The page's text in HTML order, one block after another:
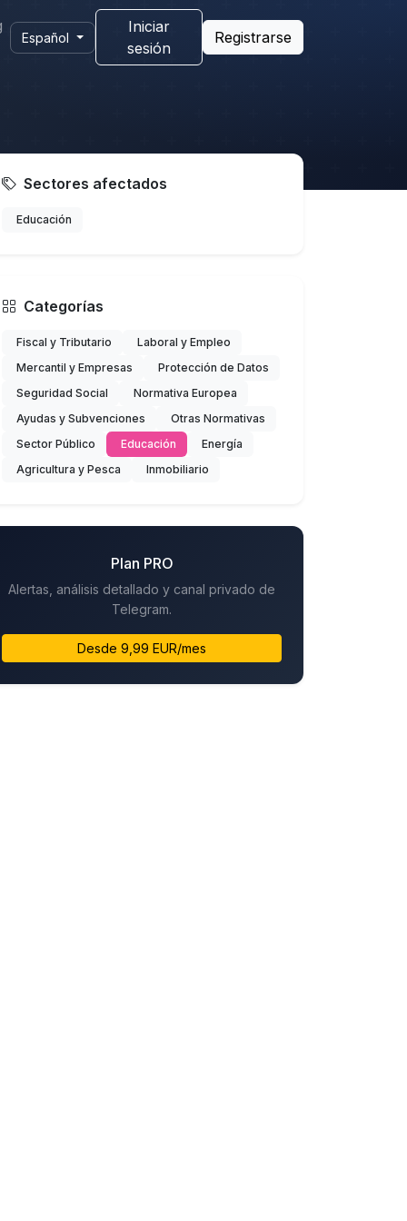
Español
Iniciar
sesión
Registrarse
Sectores afectados
Educación
Categorías
Fiscal y Tributario
Laboral y Empleo
Mercantil y Empresas
Protección de Datos
Seguridad Social
Normativa Europea
Ayudas y Subvenciones
Otras Normativas
Sector Público
Educación
Energía
Agricultura y Pesca
Inmobiliario
Plan PRO
Alertas, análisis detallado y canal privado de
Telegram.
Desde 9,99 EUR/mes